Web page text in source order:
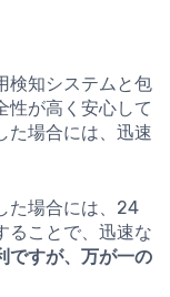
検知システムと包
性が高く安心して
た場合には、迅速
た場合には、24
ることで、迅速な
ですが、万が一の